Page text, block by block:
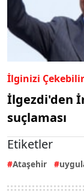
İlginizi Çekebilir
İlgezdi'den
suçlaması
Etiketler
Ataşehir